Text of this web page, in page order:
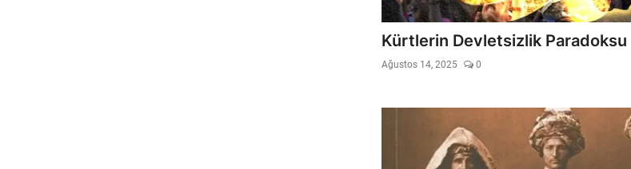
Kürtlerin Devletsizlik Paradoksu
Ağustos 14, 2025 0